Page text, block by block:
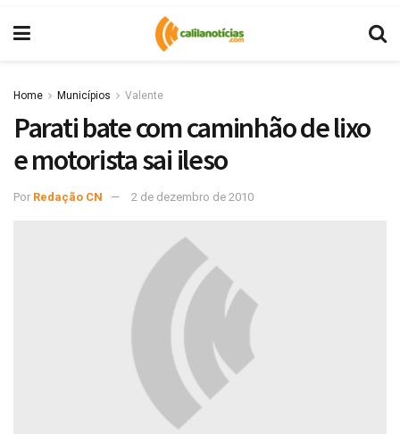
Home Municípios Valente
Parati bate com caminhão de lixo
e motorista sai ileso
Por Redação CN 2 de dezembro de 2010